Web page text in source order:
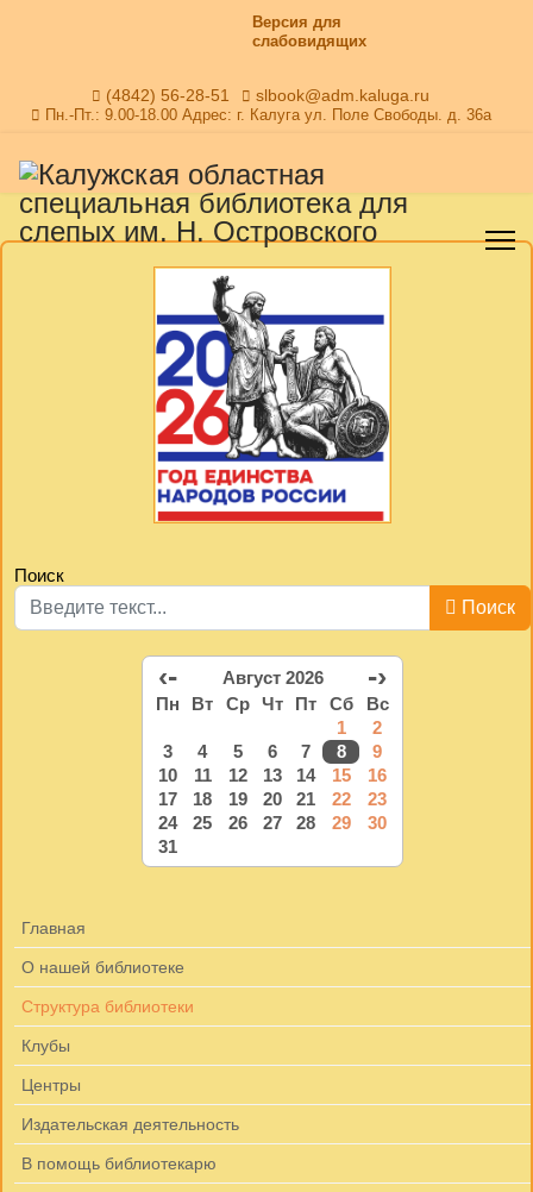
Версия для
слабовидящих
(4842) 56-28-51 slbook@adm.kaluga.ru
Пн.-Пт.: 9.00-18.00 Адрес: г. Калуга ул. Поле Свободы. д. 36а
Поиск
Поиск
‹- Август 2026 -›
Пн Вт Ср Чт Пт Сб
Вс
1
2
3
4 5 6 7 8
9
10
11 12 13 14 15
16
17
18 19 20 21 22
23
24
25 26 27 28 29
30
31
Главная
О нашей библиотеке
Структура библиотеки
Клубы
Центры
Издательская деятельность
В помощь библиотекарю